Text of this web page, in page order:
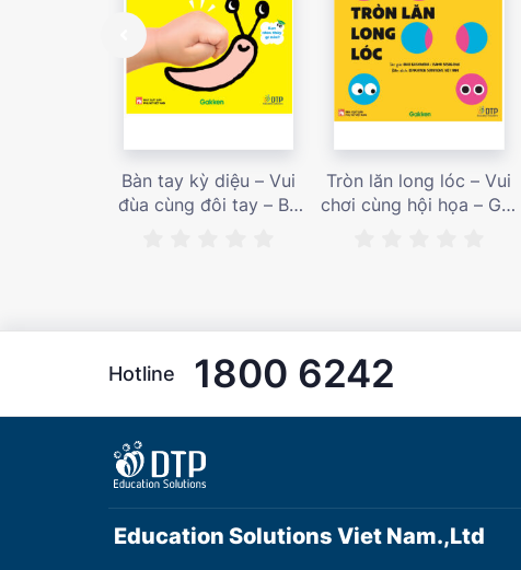
Bàn tay kỳ diệu – Vui
đùa cùng đôi tay – Bé
Tròn lăn long lóc – Vui
chơi cùng hội họa – Giá
Hotline 1800 6242
Education Solutions Viet Nam.,Ltd